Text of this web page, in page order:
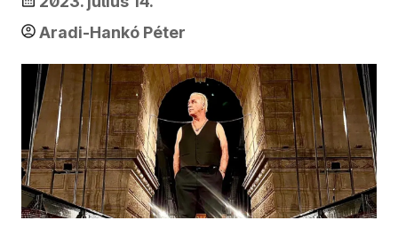
Aradi-Hankó Péter